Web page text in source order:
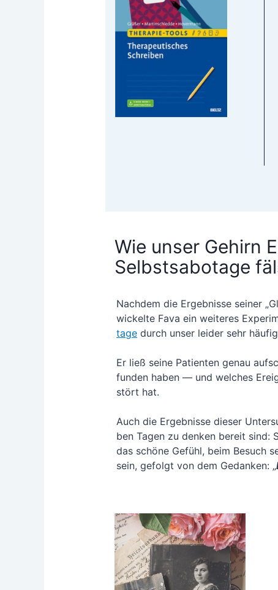
Wie unser Gehirn
Selbstsabotage
Nach­dem die Ergeb­nis­se sei­ner
wi­ckel­te Fava ein wei­te­res
ta­ge durch unser lei­der sehr
Er ließ sei­ne Pati­en­ten genau
fun­den haben — und wel­ches
stört hat.
Auch die Ergeb­nis­se die­ser
ben Tagen zu den­ken bereit sind:
das schö­ne Gefühl, beim Besuch
sein, gefolgt von dem Gedan­ken: „